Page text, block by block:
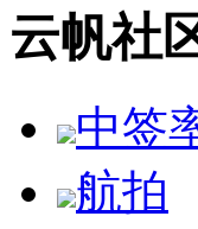
云帆社
中签
航拍